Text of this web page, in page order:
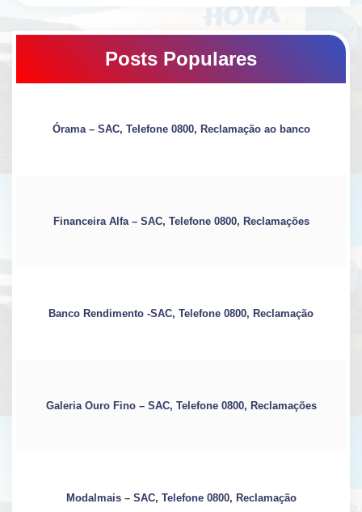
Posts Populares
Órama – SAC, Telefone 0800, Reclamação ao banco
Financeira Alfa – SAC, Telefone 0800, Reclamações
Banco Rendimento -SAC, Telefone 0800, Reclamação
Galeria Ouro Fino – SAC, Telefone 0800, Reclamações
Modalmais – SAC, Telefone 0800, Reclamação